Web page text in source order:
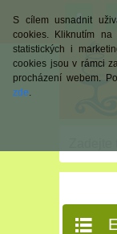
S cílem usnadnit
cookies. Kliknutím na
statistických i
cookies jsou v rámci
procházení webem.
zde.